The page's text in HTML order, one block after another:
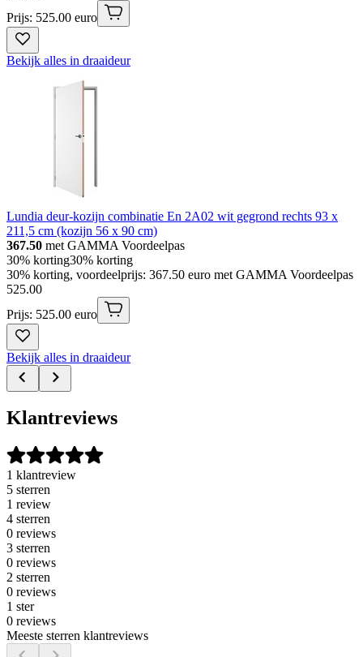
Prijs: 525.00 euro
Bekijk alles in draaideur
Lundia deur-kozijn combinatie En 2A02 wit gegrond rechts 93 x
211,5 cm (kozijn 56 x 90 cm)
367.50 met GAMMA Voordeelpas
30% korting30% korting
30% korting, voordeelprijs: 367.50 euro met GAMMA Voordeelpas
525.00
Prijs: 525.00 euro
Bekijk alles in draaideur
Klantreviews
1 klantreview
5 sterren
1 review
4 sterren
0 reviews
3 sterren
0 reviews
2 sterren
0 reviews
1 ster
0 reviews
Meeste sterren klantreviews